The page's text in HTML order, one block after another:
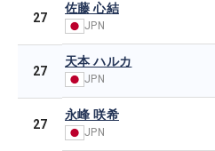
27
佐藤 心結
JPN
27
天本 ハルカ
JPN
27
永峰 咲希
JPN